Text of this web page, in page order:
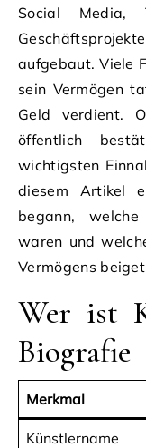
Social Media,
aufgebaut. Viele
sein Vermögen
Geld verdient.
öffentlich
wichtigsten
diesem Artikel
begann,
waren und
Vermögens
Wer ist
Biografie
Merkmal
Künstlername